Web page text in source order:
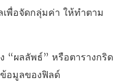
พื่อจัดกลุ่มค่า ให้ทำตาม
“ผลลัพธ์” หรือตารางกริด
อมูลของฟิลด์